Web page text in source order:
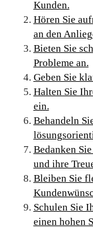
Kunden.
Hören Sie
an den
Bieten Sie
Probleme an.
Geben Sie
Halten Sie
ein.
Behandeln
Bedanken
und ihre
Bleiben Sie
Schulen Sie
einen hohen